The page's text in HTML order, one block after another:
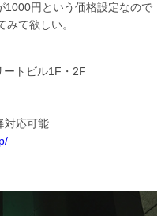
1000円という価格設定なので
て欲しい。
ートビル1F・2F
対応可能